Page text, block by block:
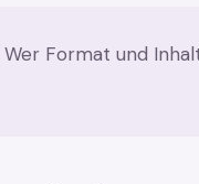
Wer Format und